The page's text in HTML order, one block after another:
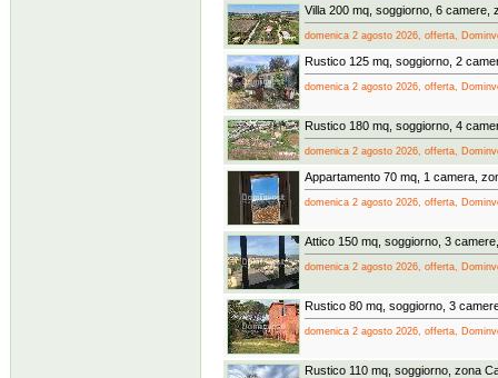
Villa 200 mq, soggiorno, 6 camere,
domenica 2 agosto 2026, offerta,
Rustico 125 mq, soggiorno, 2
domenica 2 agosto 2026, offerta,
Rustico 180 mq, soggiorno, 4
domenica 2 agosto 2026, offerta,
Appartamento 70 mq, 1 camera,
domenica 2 agosto 2026, offerta,
Attico 150 mq, soggiorno, 3
domenica 2 agosto 2026, offerta,
Rustico 80 mq, soggiorno, 3
domenica 2 agosto 2026, offerta,
Rustico 110 mq, soggiorno, zona